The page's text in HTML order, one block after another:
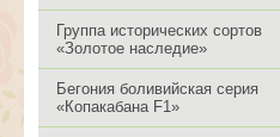
Группа исторических сортов
«Золотое наследие»
Бегония боливийская серия
«Копакабана F1»